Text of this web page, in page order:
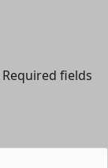
Required fields